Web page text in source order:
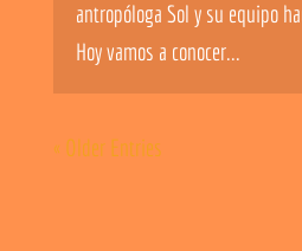
antropóloga Sol y su equipo
Hoy vamos a conocer...
« Older Entries